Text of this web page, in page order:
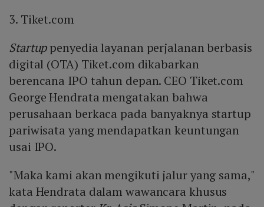
3. Tiket.com
Startuppenyedia layanan perjalanan berbasis
digital (OTA) Tiket.com dikabarkan
berencana IPO tahun depan. CEO Tiket.com
George Hendrata mengatakan bahwa
perusahaan berkaca pada banyaknya startup
pariwisata yang mendapatkan keuntungan
usai IPO.
"Maka kami akan mengikuti jalur yang sama,"
kata Hendrata dalam wawancara khusus